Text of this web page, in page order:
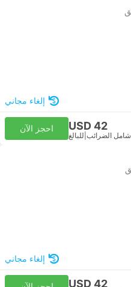
إلغاء مجاني
USD 42
شامل الضرائب للبالغ
احجز الآن
إلغاء مجاني
USD 42